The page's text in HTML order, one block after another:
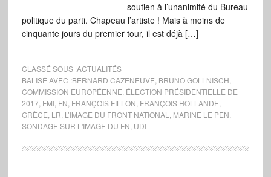
soutien à l’unanimité du Bureau
politique du parti. Chapeau l’artiste ! Mais à moins de
cinquante jours du premier tour, il est déjà […]
CLASSÉ SOUS :ACTUALITÉS
BALISÉ AVEC :BERNARD CAZENEUVE BRUNO GOLLNISCH
COMMISSION EUROPÉENNE ÉLECTION PRÉSIDENTIELLE DE
2017, FMI, FN FRANÇOIS FILLON FRANÇOIS HOLLANDE
GRÈCE LR L’IMAGE DU FRONT NATIONAL MARINE LE PEN
SONDAGE SUR L'IMAGE DU FN UDI